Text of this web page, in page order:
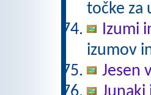
točke za
Izumi
izumov
Jesen